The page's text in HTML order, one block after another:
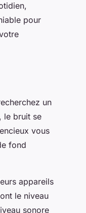
pour
un
le bruit se
vous
fond
appareils
le niveau
sonore